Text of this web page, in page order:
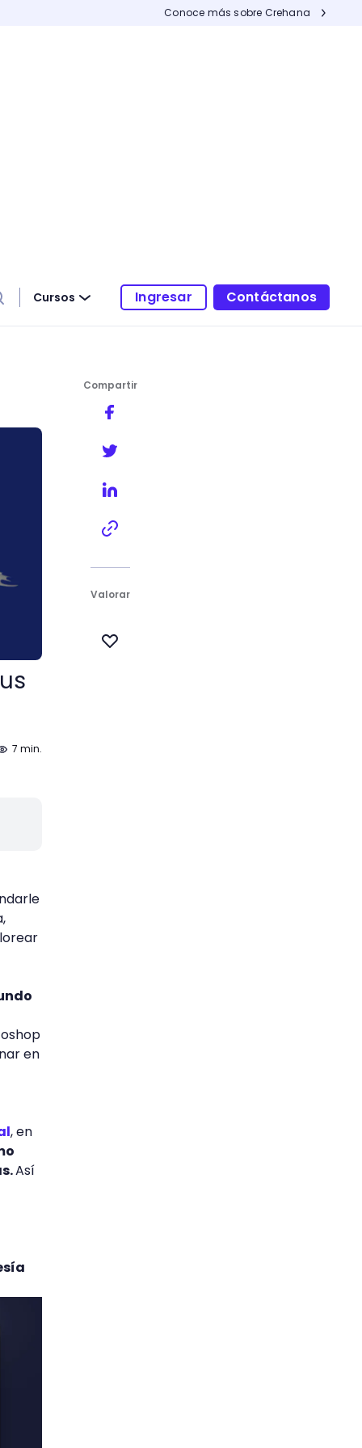
Conoce más sobre Crehana
Cursos Ingresar Contáctanos
7 min.
en
, en
Así
Compartir
Valorar